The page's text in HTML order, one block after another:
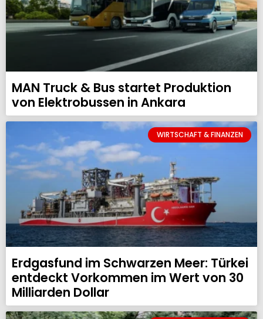
MAN Truck & Bus startet Produktion
von Elektrobussen in Ankara
WIRTSCHAFT & FINANZEN
Erdgasfund im Schwarzen Meer: Türkei
entdeckt Vorkommen im Wert von 30
Milliarden Dollar